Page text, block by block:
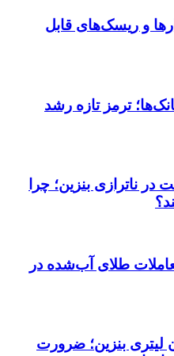
و ریسک‌های قابل
ترمز تازه رشد
ناترازی بنزین؛ چرا
طلای آب‌شده در
۱۰ میلیون لیتری بنزین؛ ضرورت